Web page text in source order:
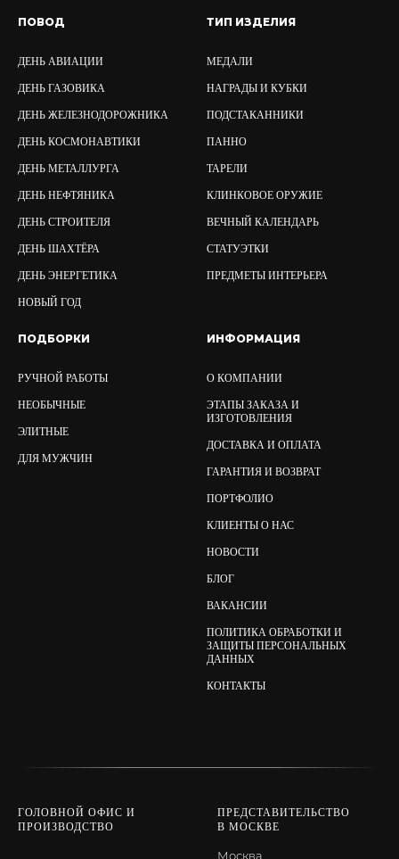
ПОВОД
ДЕНЬ АВИАЦИИ
ДЕНЬ ГАЗОВИКА
ДЕНЬ ЖЕЛЕЗНОДОРОЖНИКА
ДЕНЬ КОСМОНАВТИКИ
ДЕНЬ МЕТАЛЛУРГА
ДЕНЬ НЕФТЯНИКА
ДЕНЬ СТРОИТЕЛЯ
ДЕНЬ ШАХТЁРА
ДЕНЬ ЭНЕРГЕТИКА
НОВЫЙ ГОД
ТИП ИЗДЕЛИЯ
МЕДАЛИ
НАГРАДЫ И КУБКИ
ПОДСТАКАННИКИ
ПАННО
ТАРЕЛИ
КЛИНКОВОЕ ОРУЖИЕ
ВЕЧНЫЙ КАЛЕНДАРЬ
СТАТУЭТКИ
ПРЕДМЕТЫ ИНТЕРЬЕРА
ПОДБОРКИ
РУЧНОЙ РАБОТЫ
НЕОБЫЧНЫЕ
ЭЛИТНЫЕ
ДЛЯ МУЖЧИН
ИНФОРМАЦИЯ
О КОМПАНИИ
ЭТАПЫ ЗАКАЗА И
ИЗГОТОВЛЕНИЯ
ДОСТАВКА И ОПЛАТА
ГАРАНТИЯ И ВОЗВРАТ
ПОРТФОЛИО
КЛИЕНТЫ О НАС
НОВОСТИ
БЛОГ
ВАКАНСИИ
ПОЛИТИКА ОБРАБОТКИ И
ЗАЩИТЫ ПЕРСОНАЛЬНЫХ
ДАННЫХ
КОНТАКТЫ
ГОЛОВНОЙ ОФИС И
ПРОИЗВОДСТВО
ПРЕДСТАВИТЕЛЬСТВО
В МОСКВЕ
Москва